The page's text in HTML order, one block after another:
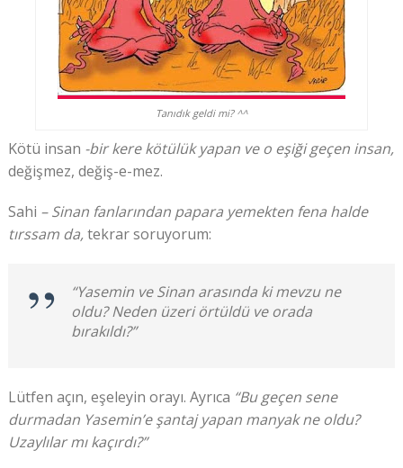
Tanıdık geldi mi? ^^
Kötü insan -bir kere kötülük yapan ve o eşiği geçen insan,
değişmez, değiş-e-mez.
Sahi – Sinan fanlarından papara yemekten fena halde
tırssam da,tekrar soruyorum:
“Yasemin ve Sinan arasında ki mevzu ne
oldu? Neden üzeri örtüldü ve orada
bırakıldı?”
Lütfen açın, eşeleyin orayı. Ayrıca “Bu geçen sene
durmadan Yasemin’e şantaj yapan manyak ne oldu?
Uzaylılar mı kaçırdı?”